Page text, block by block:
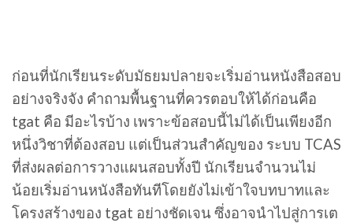
ก่อนที่นักเรียนระดับมัธยมปลายจะเริ่มอ่านหนังสือสอบ
อย่างจริงจัง คำถามพื้นฐานที่ควรตอบให้ได้ก่อนคือ
tgat คือ มีอะไรบ้าง เพราะข้อสอบนี้ไม่ได้เป็นเพียงอีก
หนึ่งวิชาที่ต้องสอบ แต่เป็นส่วนสำคัญของ ระบบ TCAS
ที่ส่งผลต่อการวางแผนสอบทั้งปี นักเรียนจำนวนไม่
น้อยเริ่มอ่านหนังสือทันทีโดยยังไม่เข้าใจบทบาทและ
โครงสร้างของ tgat อย่างชัดเจน ซึ่งอาจนำไปสู่การเต